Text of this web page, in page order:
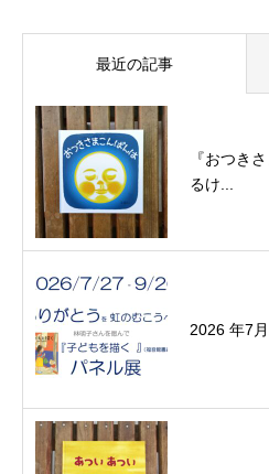
最近の記事
『おつき
るけ...
2026 年7